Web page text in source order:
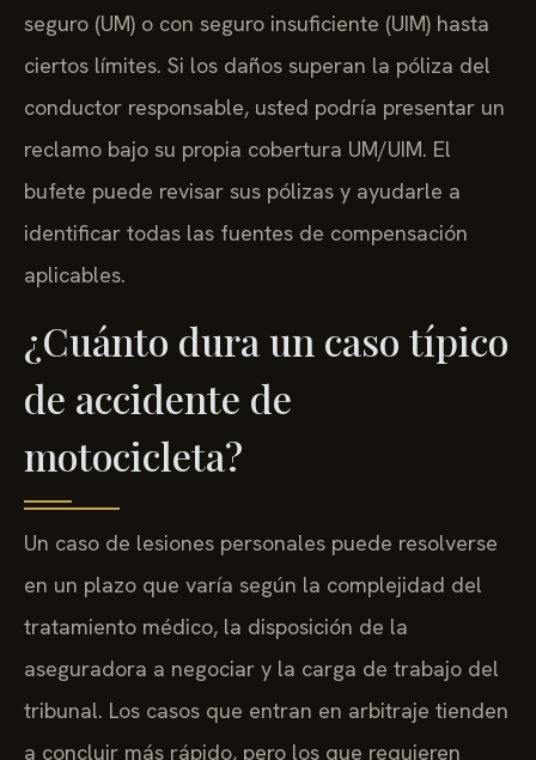
seguro (UM) o con seguro insuficiente (UIM) hasta
ciertos límites. Si los daños superan la póliza del
conductor responsable, usted podría presentar un
reclamo bajo su propia cobertura UM/UIM. El
bufete puede revisar sus pólizas y ayudarle a
identificar todas las fuentes de compensación
aplicables.
¿Cuánto dura un caso típico
de accidente de
motocicleta?
Un caso de lesiones personales puede resolverse
en un plazo que varía según la complejidad del
tratamiento médico, la disposición de la
aseguradora a negociar y la carga de trabajo del
tribunal. Los casos que entran en arbitraje tienden
a concluir más rápido, pero los que requieren